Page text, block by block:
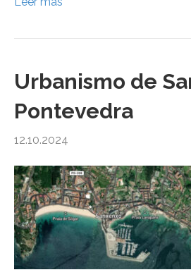
Urbanismo de
Pontevedra
12.10.2024